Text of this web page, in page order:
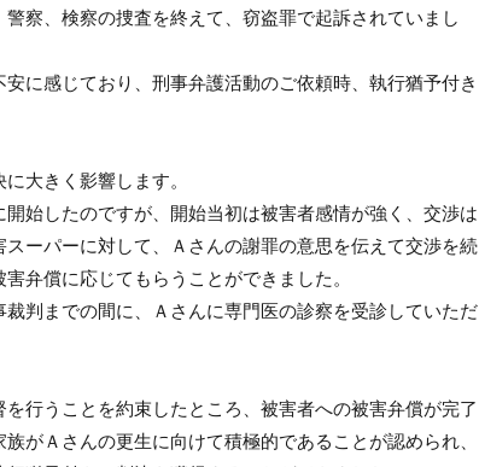
察、検察の捜査を終えて、窃盗罪で起訴されていまし
に感じており、刑事弁護活動のご依頼時、執行猶予付き
大きく影響します。
始したのですが、開始当初は被害者感情が強く、交渉は
ーパーに対して、Ａさんの謝罪の意思を伝えて交渉を続
弁償に応じてもらうことができました。
判までの間に、Ａさんに専門医の診察を受診していただ
行うことを約束したところ、被害者への被害弁償が完了
がＡさんの更生に向けて積極的であることが認められ、